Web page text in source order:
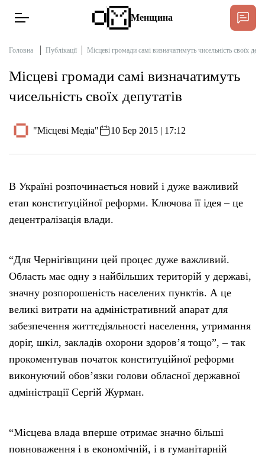
Новини
Інтерв’ю
Публікації
Про нас
Бюджет
Тендери
Довідник
Контакти
Рекламні прайси
Підтримати
Менщина
Головна Публікації Місцеві громади самі визначатимуть чисельність своїх
Місцеві громади самі визначатимуть
чисельність своїх депутатів
"Місцеві Медіа" 10 Бер 2015 | 17:12
В Україні розпочинається новий і дуже важливий
етап конституційної реформи. Ключова її ідея – це
децентралізація влади.
“Для Чернігівщини цей процес дуже важливий.
Область має одну з найбільших територій у державі,
значну розпорошеність населених пунктів. А це
великі витрати на адміністративний апарат для
забезпечення життєдіяльності населення, утримання
доріг, шкіл, закладів охорони здоров’я тощо”, – так
прокоментував початок конституційної реформи
виконуючий обов’язки голови обласної державної
адміністрації Сергій Журман.
“Місцева влада вперше отримає значно більші
повноваження і в економічній, і в гуманітарній